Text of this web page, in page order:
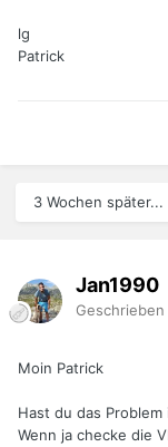
lg
Patrick
3 Wochen später...
Jan1990
Geschrieben
Moin Patrick
Hast du das Problem
Wenn ja checke die